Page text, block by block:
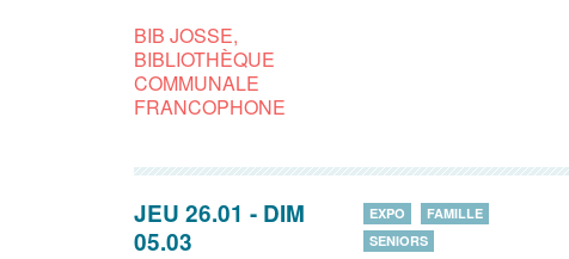
BIB JOSSE,
BIBLIOTHÈQUE
COMMUNALE
FRANCOPHONE
JEU 26.01 - DIM
05.03
EXPO
FAMILLE
SENIORS